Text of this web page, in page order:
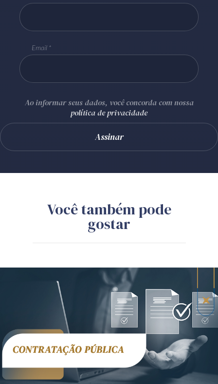
Email
Ao informar seus dados, você concorda com nossa
política de privacidade
Você também pode
gostar